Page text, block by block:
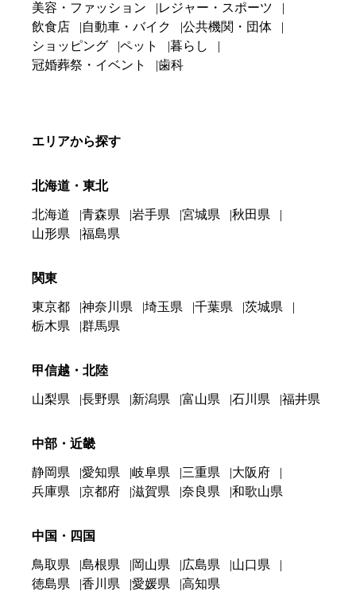
美容・ファッション
レジャー・スポーツ
飲食店
自動車・バイク
公共機関・団体
ショッピング
ペット
暮らし
冠婚葬祭・イベント
歯科
エリアから探す
北海道・東北
北海道 青森県 岩手県 宮城県
秋田県
山形県
福島県
関東
東京都 神奈川県 埼玉県 千葉県
茨城県
栃木県
群馬県
甲信越・北陸
山梨県 長野県 新潟県 富山県 石川県 福井県
中部・近畿
静岡県 愛知県 岐阜県 三重県
大阪府
兵庫県
京都府 滋賀県 奈良県 和歌山県
中国・四国
鳥取県 島根県 岡山県 広島県
山口県
徳島県
香川県 愛媛県 高知県